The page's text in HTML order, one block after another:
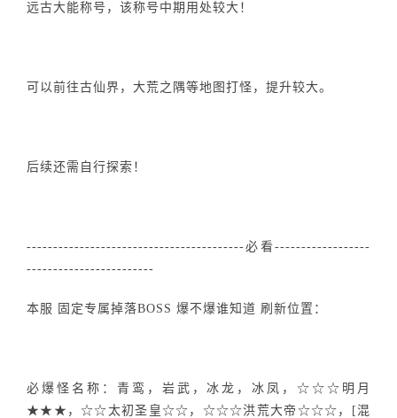
远古大能称号，该称号中期用处较大！
可以前往古仙界，大荒之隅等地图打怪，提升较大。
后续还需自行探索！
-----------------------------------------必看------------------
------------------------
本服 固定专属掉落BOSS 爆不爆谁知道 刷新位置：
必爆怪名称：青鸾，岩武，冰龙，冰凤，☆☆☆明月
★★★，☆☆太初圣皇☆☆，☆☆☆洪荒大帝☆☆☆，[混